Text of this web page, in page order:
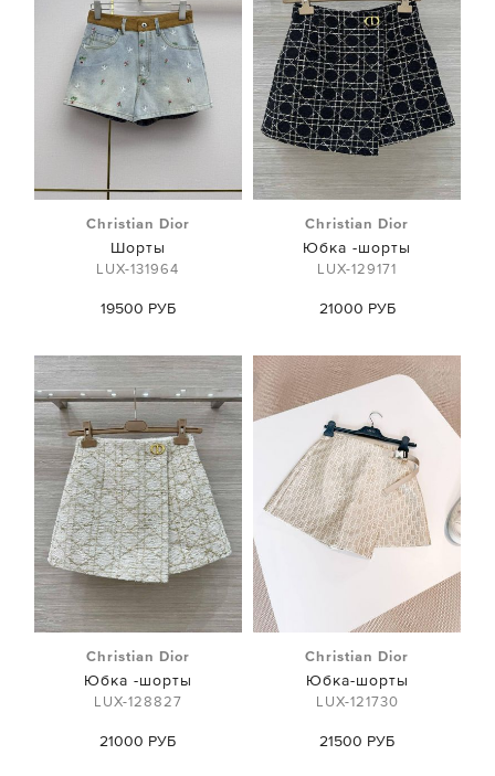
Christian Dior
Шорты
LUX-131964
19500 РУБ
Christian Dior
Юбка -шорты
LUX-129171
21000 РУБ
Christian Dior
Юбка -шорты
LUX-128827
21000 РУБ
Christian Dior
Юбка-шорты
LUX-121730
21500 РУБ